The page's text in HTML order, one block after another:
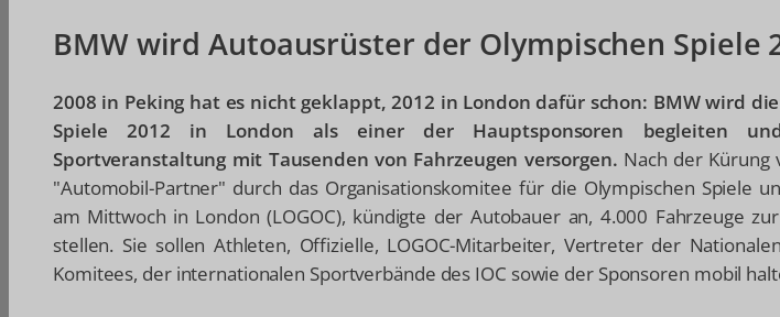
BMW wird Autoausrüster der Olympischen Spiele
2008 in Peking hat es nicht geklappt, 2012 in London dafür schon: BMW wird
Spiele 2012 in London als einer der Hauptsponsoren begleiten
Sportveranstaltung mit Tausenden von Fahrzeugen versorgen. Nach der Kürung
"Automobil-Partner" durch das Organisationskomitee für die Olympischen Spiele
am Mittwoch in London (LOGOC), kündigte der Autobauer an, 4.000 Fahrzeuge
stellen. Sie sollen Athleten, Offizielle, LOGOC-Mitarbeiter, Vertreter der
Komitees, der internationalen Sportverbände des IOC sowie der Sponsoren mobil